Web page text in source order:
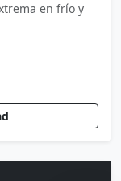
en frío y